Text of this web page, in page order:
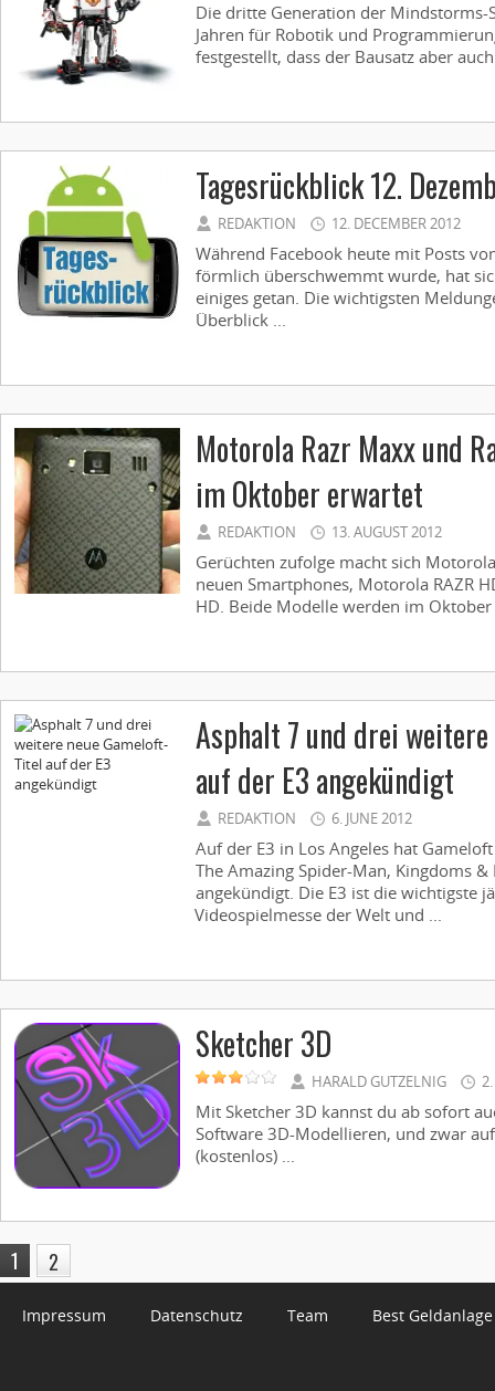
Die dritte Generation der Mindstorms-
Jahren für Robotik und
festgestellt, dass der Bausatz aber
Tagesrückblick 12.
REDAKTION 12. DECEMBER 2012
Während Facebook heute mit Posts
förmlich überschwemmt wurde, hat
einiges getan. Die wichtigsten
Überblick ...
Motorola Razr Maxx und
im Oktober erwartet
REDAKTION 13. AUGUST 2012
Gerüchten zufolge macht sich
neuen Smartphones, Motorola RAZR
HD. Beide Modelle werden im Oktober
Asphalt 7 und drei
auf der E3 angekündigt
REDAKTION 6. JUNE 2012
Auf der E3 in Los Angeles hat
The Amazing Spider-Man, Kingdoms
angekündigt. Die E3 ist die wichtigste
Videospielmesse der Welt und ...
Sketcher 3D
HARALD GUTZELNIG
Mit Sketcher 3D kannst du ab sofort
Software 3D-Modellieren, und zwar
(kostenlos) ...
1 2
Impressum Datenschutz Team Best Geldanlage